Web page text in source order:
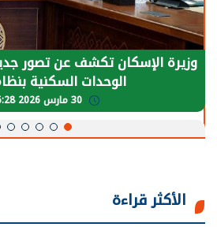
وزيرة الإسكان تكشف عن تصور
الوحدات السكنية
الأكثر قراءة